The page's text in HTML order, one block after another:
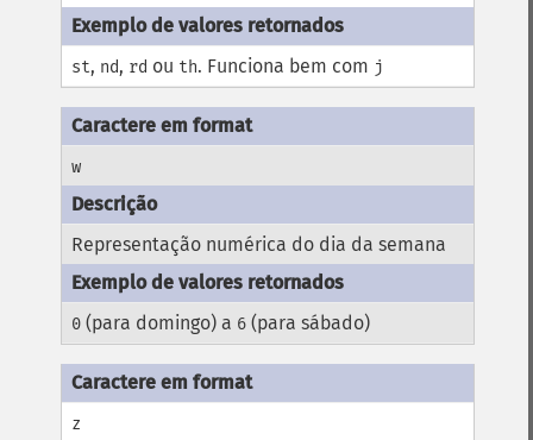
st, nd, rd ou th. Funciona bem com j
w
Representação numérica do dia da semana
0 (para domingo) a 6 (para sábado)
z